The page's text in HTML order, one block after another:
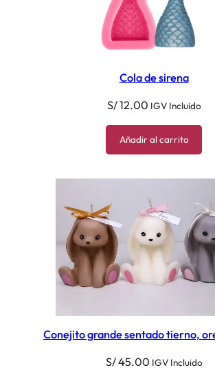
Cola de sirena
S/12.00 IGV Incluido
Añadir al carrito
Conejito grande sentado tierno,
S/45.00 IGV Incluido